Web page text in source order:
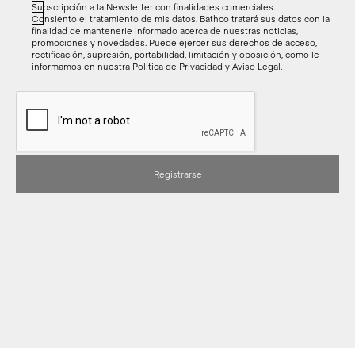
Subscripción a la Newsletter con finalidades comerciales.
Consiento el tratamiento de mis datos. Bathco tratará sus datos con la
finalidad de mantenerle informado acerca de nuestras noticias,
promociones y novedades. Puede ejercer sus derechos de acceso,
rectificación, supresión, portabilidad, limitación y oposición, como le
informamos en nuestra Política de Privacidad y Aviso Legal.